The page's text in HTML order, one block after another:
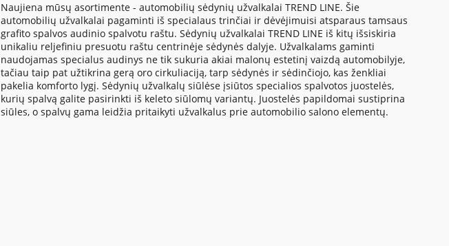
Naujiena mūsų asortimente - automobilių sėdynių užvalkalai TREND LINE. Šie
automobilių užvalkalai pagaminti iš specialaus trinčiai ir dėvėjimuisi atsparaus tamsaus
grafito spalvos audinio spalvotu raštu. Sėdynių užvalkalai TREND LINE iš kitų išsiskiria
unikaliu reljefiniu presuotu raštu centrinėje sėdynės dalyje. Užvalkalams gaminti
naudojamas specialus audinys ne tik sukuria akiai malonų estetinį vaizdą automobilyje,
tačiau taip pat užtikrina gerą oro cirkuliaciją, tarp sėdynės ir sėdinčiojo, kas ženkliai
pakelia komforto lygį. Sėdynių užvalkalų siūlėse įsiūtos specialios spalvotos juostelės,
kurių spalvą galite pasirinkti iš keleto siūlomų variantų. Juostelės papildomai sustiprina
siūles, o spalvų gama leidžia pritaikyti užvalkalus prie automobilio salono elementų.